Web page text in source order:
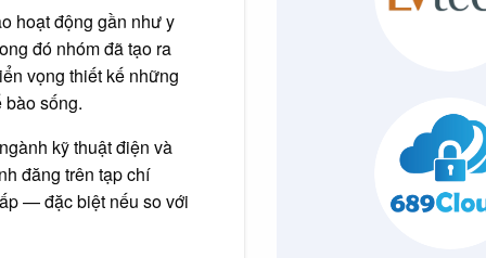
ngôn
ngữ
của
bộ
não
hoạt động gần như y
đó nhóm đã tạo ra
vọng thiết kế những
bào sống.
kỹ thuật điện và
đăng trên tạp chí
— đặc biệt nếu so với